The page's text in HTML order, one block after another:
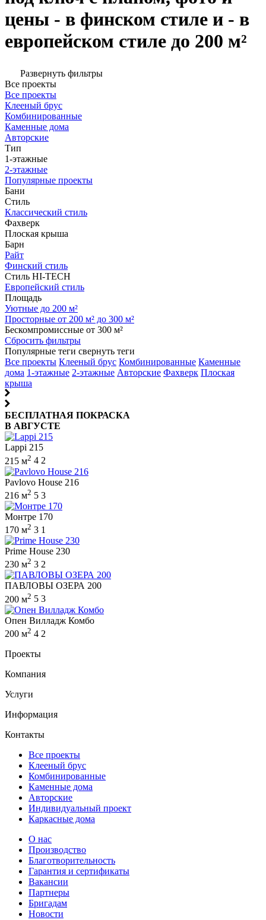
цены - в финском стиле и - в
европейском стиле до 200 м²
Развернуть фильтры
Все проекты
Все проекты
Клееный брус
Комбинированные
Каменные дома
Авторские
Тип
1-этажные
2-этажные
Популярные проекты
Бани
Стиль
Классический стиль
Фахверк
Плоская крыша
Барн
Райт
Финский стиль
Стиль HI-TECH
Европейский стиль
Площадь
Уютные до 200 м²
Просторные от 200 м² до 300 м²
Бескомпромиссные от 300 м²
Сбросить фильтры
Популярные теги свернуть теги
Все проекты Клееный брус Комбинированные Каменные
дома 1-этажные 2-этажные Авторские Фахверк Плоская
крыша
БЕСПЛАТНАЯ ПОКРАСКА
В АВГУСТЕ
Lappi 215
215 м2 4 2
Pavlovo House 216
216 м2 5 3
Монтре 170
170 м2 3 1
Prime House 230
230 м2 3 2
ПАВЛОВЫ ОЗЕРА 200
200 м2 5 3
Опен Вилладж Комбо
200 м2 4 2
Проекты
Компания
Услуги
Информация
Контакты
Все проекты
Клееный брус
Комбинированные
Каменные дома
Авторские
Индивидуальный проект
Каркасные дома
О нас
Производство
Благотворительность
Гарантия и сертификаты
Вакансии
Партнеры
Бригадам
Новости